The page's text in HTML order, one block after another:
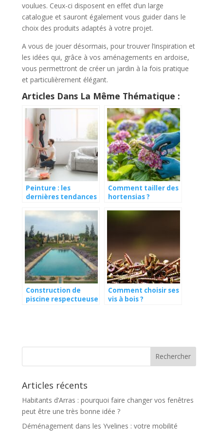
voulues. Ceux-ci disposent en effet d’un large
catalogue et sauront également vous guider dans le
choix des produits adaptés à votre projet.
A vous de jouer désormais, pour trouver l’inspiration et
les idées qui, grâce à vos aménagements en ardoise,
vous permettront de créer un jardin à la fois pratique
et particulièrement élégant.
Articles Dans La Même Thématique :
Peinture : les
dernières tendances
Comment tailler des
hortensias ?
Construction de
piscine respectueuse
Comment choisir ses
vis à bois ?
Articles récents
Habitants d’Arras : pourquoi faire changer vos fenêtres
peut être une très bonne idée ?
Déménagement dans les Yvelines : votre mobilité